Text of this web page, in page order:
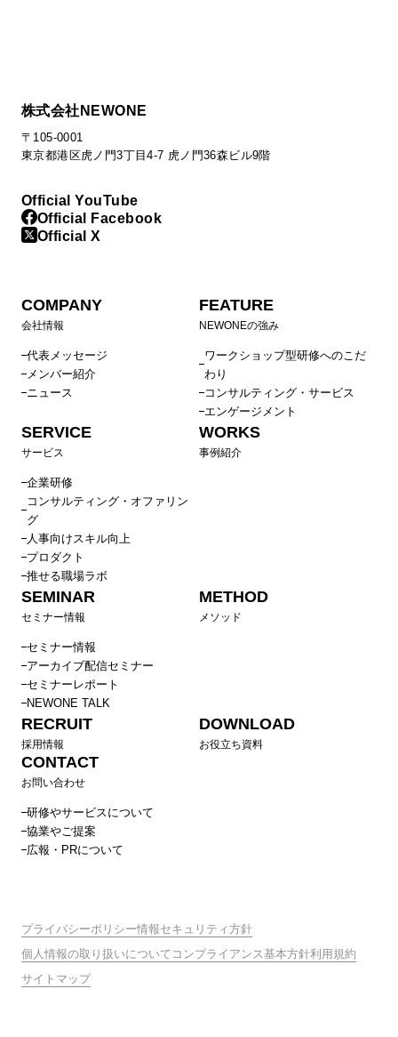
株式会社NEWONE
〒105-0001
東京都港区虎ノ門3丁目4-7 虎ノ門36森ビル9階
Official YouTube
Official Facebook
Official X
COMPANY
会社情報
代表メッセージ
メンバー紹介
ニュース
FEATURE
NEWONEの強み
ワークショップ型研修へのこだ
わり
コンサルティング・サービス
エンゲージメント
SERVICE
サービス
企業研修
コンサルティング・オファリン
グ
人事向けスキル向上
プロダクト
推せる職場ラボ
WORKS
事例紹介
SEMINAR
セミナー情報
セミナー情報
アーカイブ配信セミナー
セミナーレポート
NEWONE TALK
METHOD
メソッド
RECRUIT
採用情報
DOWNLOAD
お役立ち資料
CONTACT
お問い合わせ
研修やサービスについて
協業やご提案
広報・PRについて
プライバシーポリシー情報セキュリティ方針
個人情報の取り扱いについて コンプライアンス基本方針利用規約
サイトマップ